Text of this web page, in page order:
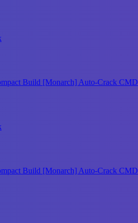
Build [Monarch] Auto-Crack CMD
Build [Monarch] Auto-Crack CMD